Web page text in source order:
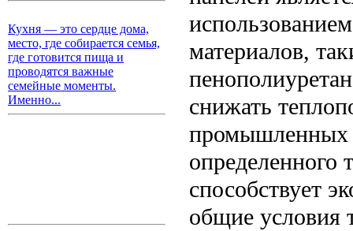
Кухня — это сердце дома,
место, где собирается семья,
где готовится пища и
проводятся важные
семейные моменты.
Именно...
материалов,
снижать
промышленных
определенного
способствует
общие условия